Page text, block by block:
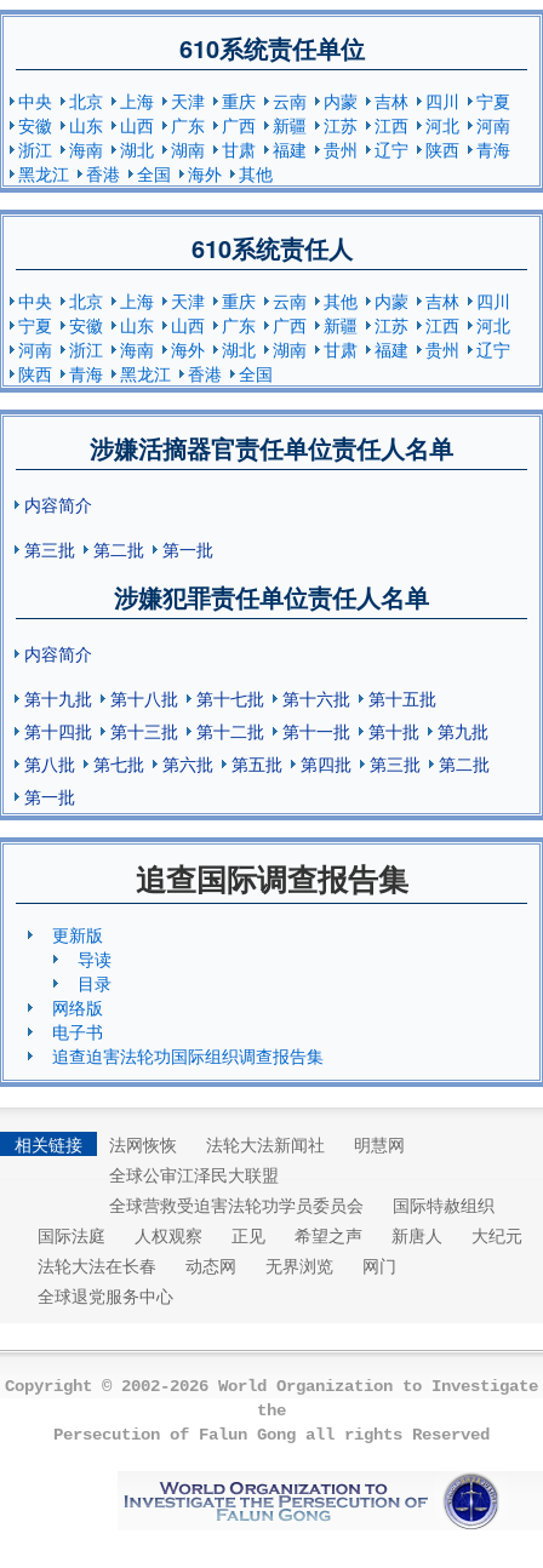
610系统责任单位
中央 北京 上海 天津 重庆 云南 内蒙 吉林 四川
宁夏
安徽
山东 山西 广东 广西 新疆 江苏 江西 河北
河南
浙江
海南 湖北 湖南 甘肃 福建 贵州 辽宁 陕西
青海
黑龙江
香港 全国 海外 其他
610系统责任人
中央 北京 上海 天津 重庆 云南 其他 内蒙 吉林
四川
宁夏
安徽 山东 山西 广东 广西 新疆 江苏 江西
河北
河南
浙江 海南 海外 湖北 湖南 甘肃 福建 贵州
辽宁
陕西
青海 黑龙江 香港 全国
涉嫌活摘器官责任单位责任人名单
内容简介
第三批
第二批 第一批
涉嫌犯罪责任单位责任人名单
内容简介
第十九批
第十八批 第十七批 第十六批
第十五批
第十四批
第十三批 第十二批 第十一批 第十批
第九批
第八批
第七批 第六批 第五批 第四批 第三批
第二批
第一批
追查国际调查报告集
更新版
导读
目录
网络版
电子书
追查迫害法轮功国际组织调查报告集
相关链接 法网恢恢 法轮大法新闻社
明慧网
全球公审江泽民大联盟
全球营救受迫害法轮功学员委员会
国际特赦组织
国际法庭
人权观察 正见 希望之声 新唐人
大纪元
法轮大法在长春
动态网 无界浏览
网门
全球退党服务中心
Copyright © 2002-2026 World Organization to Investigate
the
Persecution of Falun Gong all rights Reserved